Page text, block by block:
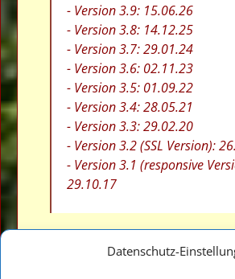
Datenschutz-
- Version 3.9: 15.06.26
- Version 3.8: 14.12.25
- Version 3.7: 29.01.24
- Version 3.6: 02.11.23
- Version 3.5: 01.09.22
- Version 3.4: 28.05.21
- Version 3.3: 29.02.20
- Version 3.2 (SSL Version):
- Version 3.1 (responsive
29.10.17